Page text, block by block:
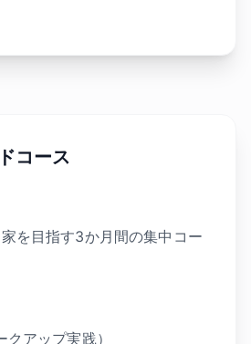
コース
を目指す3か月間の集中コー
アップ実践）